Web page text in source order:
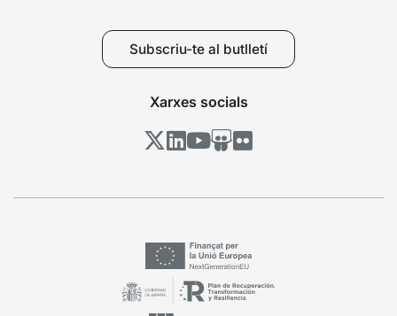
Subscriu-te al butlletí
Xarxes socials